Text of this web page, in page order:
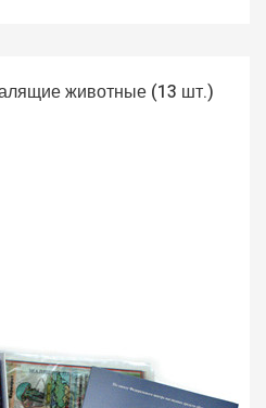
животные (13 шт.)